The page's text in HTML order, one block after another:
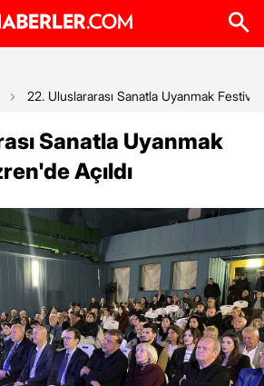
22. Uluslararası Sanatla Uyanmak
Sanatla Uyanmak
Açıldı